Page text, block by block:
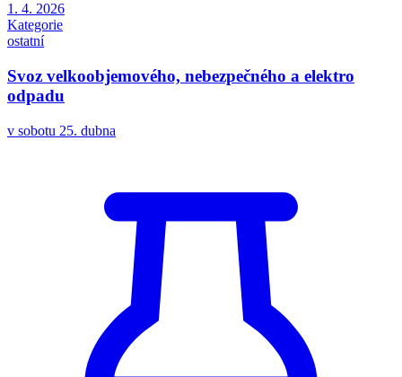
1. 4. 2026
Kategorie
ostatní
Svoz velkoobjemového, nebezpečného a elektro
odpadu
v sobotu 25. dubna